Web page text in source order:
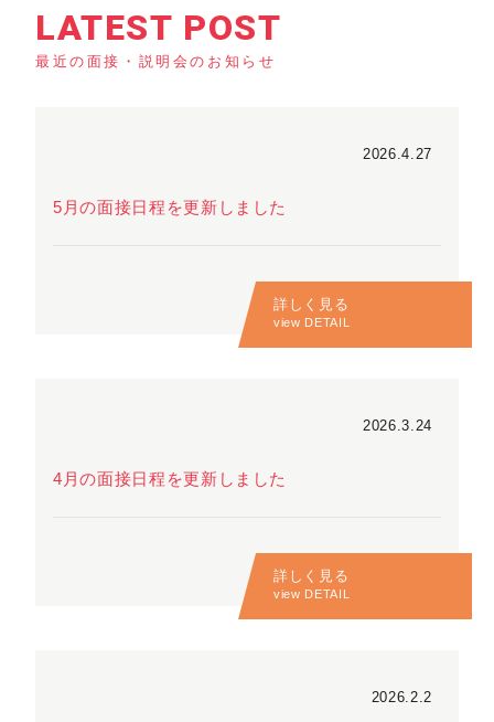
LATEST POST
最近の面接・説明会のお知らせ
5月の面接日程を更新しました
2026.4.27
詳しく見る
view DETAIL
4月の面接日程を更新しました
2026.3.24
詳しく見る
view DETAIL
2026.2.2